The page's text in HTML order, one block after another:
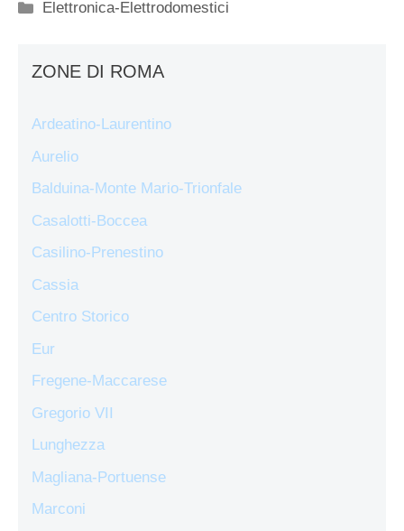
Categorie
Elettronica-Elettrodomestici
ZONE DI ROMA
Ardeatino-Laurentino
Aurelio
Balduina-Monte Mario-Trionfale
Casalotti-Boccea
Casilino-Prenestino
Cassia
Centro Storico
Eur
Fregene-Maccarese
Gregorio VII
Lunghezza
Magliana-Portuense
Marconi